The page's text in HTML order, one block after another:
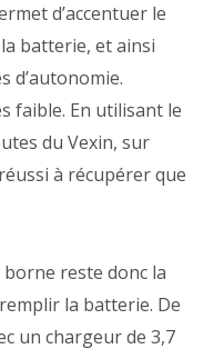
d’accentuer le
batterie, et ainsi
d’autonomie.
faible. En utilisant le
du Vexin, sur
à récupérer que
reste donc la
la batterie. De
un chargeur de 3,7